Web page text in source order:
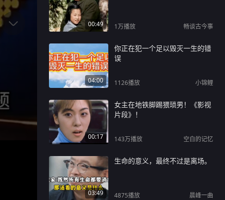
00:49 1万播放 畅谈古今事
04:00
你正在犯一个足以毁灭一生的错
误
1126播放 小锦鲤
00:17
女主在地铁脚踢猥琐男！《影视
片段》！
143万播放 空白的记忆
03:49
生命的意义，最终不过是离场。
4875播放 晨峰一曲